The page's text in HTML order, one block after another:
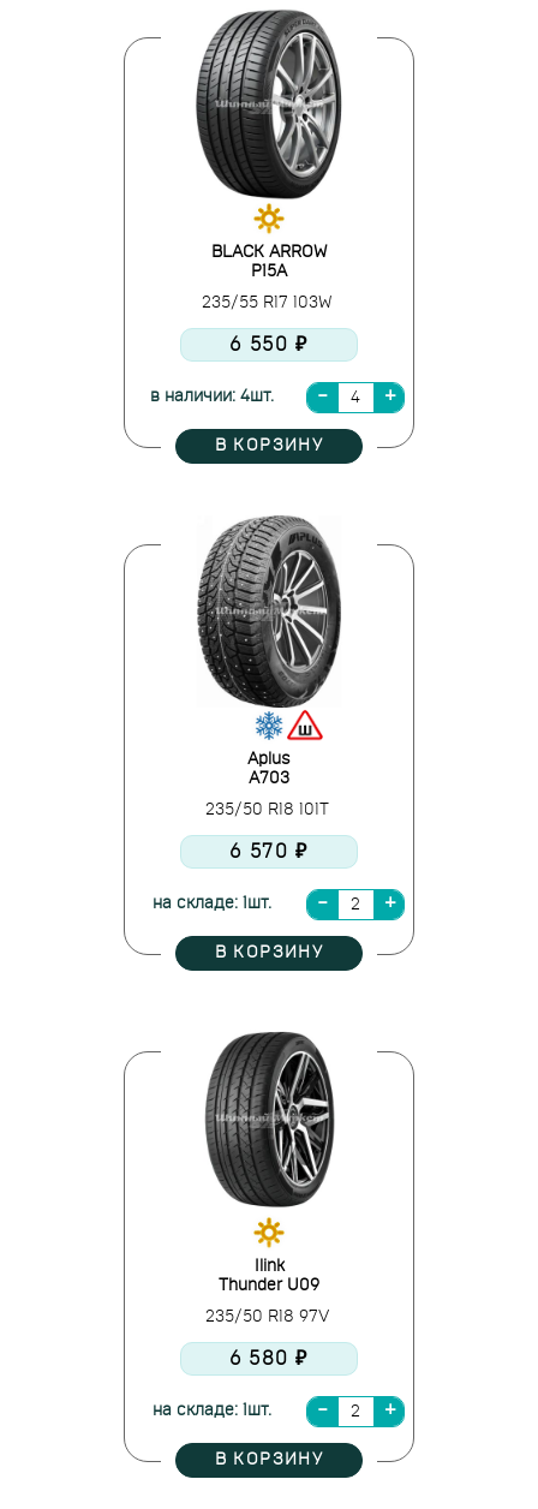
BLACK ARROW
P15A
235/55 R17 103W
6 550 ₽
в наличии: 4шт.
В КОРЗИНУ
Aplus
A703
235/50 R18 101T
6 570 ₽
на складе: 1шт.
В КОРЗИНУ
Ilink
Thunder U09
235/50 R18 97V
6 580 ₽
на складе: 1шт.
В КОРЗИНУ